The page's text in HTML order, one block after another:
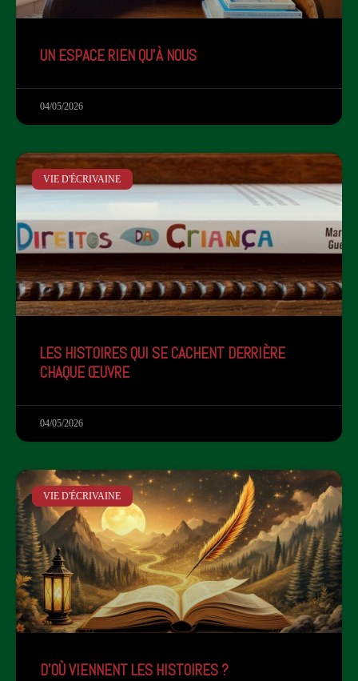
UN ESPACE RIEN QU'À NOUS
04/05/2026
VIE D'ÉCRIVAINE
LES HISTOIRES QUI SE CACHENT DERRIÈRE
CHAQUE ŒUVRE
04/05/2026
VIE D'ÉCRIVAINE
D'OÙ VIENNENT LES HISTOIRES ?